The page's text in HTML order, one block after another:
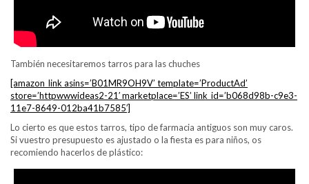
También necesitaremos tarros para las chuches
[amazon_link asins=’B01MR9OH9V’ template=’ProductAd’
store=’httpwwwideas2-21′ marketplace=’ES’ link_id=’b068d98b-c9e3-
11e7-8649-012ba41b7585′]
Lo cierto es que estos tarros, tipo de farmacia antiguos son muy caros.
Si vuestro presupuesto es ajustado o la fiesta es para niños, os
recomiendo hacerlos de plástico: